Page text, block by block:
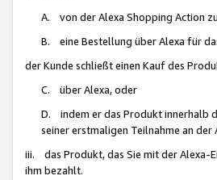
A. von der Alexa Shopping Action
B. eine Bestellung über Alexa für
der Kunde schließt einen Kauf des
C. über Alexa, oder
D. indem er das Produkt innerhalb
seiner erstmaligen Teilnahme an
iii. das Produkt, das Sie mit der Alexa-
ihm bezahlt.